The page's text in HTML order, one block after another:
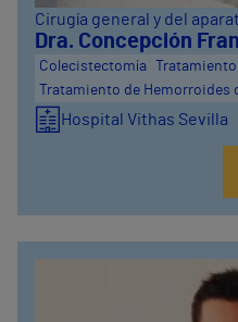
Cirugía general y del
Dra. Concepción
Colecistectomía
Tratamiento de Hemorroides
Hospital Vithas Sevilla